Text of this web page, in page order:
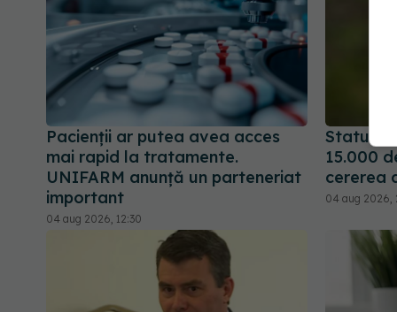
Pacienții ar putea avea acces
mai rapid la tratamente.
UNIFARM anunță un parteneriat
important
04 aug 2026, 12:30
Statul
15.000
cererea
04 aug 2026,